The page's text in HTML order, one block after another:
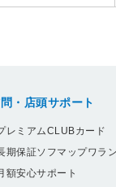
・店頭サポート
レミアムCLUBカード
期保証ソフマップワラ
額安心サポート